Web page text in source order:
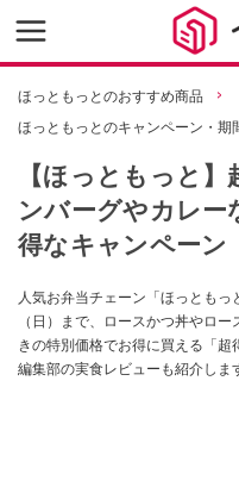
ほっともっとのおすすめ商品
ほっともっとのキャンペーン・期
【ほっともっと
ンバーグやカレー
得なキャンペーン
人気お弁当チェーン「ほっとも
（日）まで、ロースかつ丼やロ
きの特別価格でお得に買える「超
編集部の実食レビューも紹介しま